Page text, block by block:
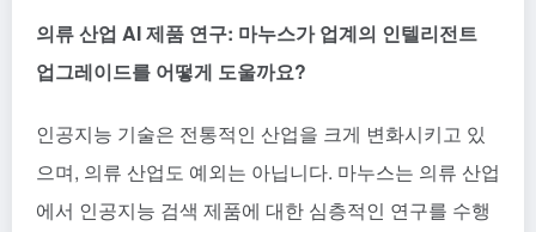
의류 산업 AI 제품 연구: 마누스가 업계의 인텔리전트
업그레이드를 어떻게 도울까요?
인공지능 기술은 전통적인 산업을 크게 변화시키고 있
으며, 의류 산업도 예외는 아닙니다. 마누스는 의류 산업
에서 인공지능 검색 제품에 대한 심층적인 연구를 수행